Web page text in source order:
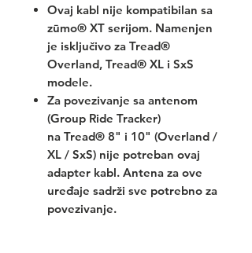
Ovaj kabl nije kompatibilan sa
zūmo® XT serijom. Namenjen
je isključivo za Tread®
Overland, Tread® XL i SxS
modele.
Za povezivanje sa antenom
(Group Ride Tracker)
na Tread® 8" i 10" (Overland /
XL / SxS) nije potreban ovaj
adapter kabl. Antena za ove
uređaje sadrži sve potrebno za
povezivanje.